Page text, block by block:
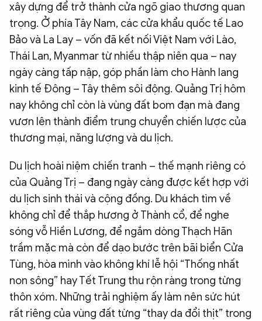
xây dựng để trở thành cửa ngõ giao thương quan
trọng. Ở phía Tây Nam, các cửa khẩu quốc tế Lao
Bảo và La Lay – vốn đã kết nối Việt Nam với Lào,
Thái Lan, Myanmar từ nhiều thập niên qua – nay
ngày càng tấp nập, góp phần làm cho Hành lang
kinh tế Đông – Tây thêm sôi động. Quảng Trị hôm
nay không chỉ còn là vùng đất bom đạn mà đang
vươn lên thành điểm trung chuyển chiến lược của
thương mại, năng lượng và du lịch.
Du lịch hoài niệm chiến tranh – thế mạnh riêng có
của Quảng Trị – đang ngày càng được kết hợp với
du lịch sinh thái và cộng đồng. Du khách tìm về
không chỉ để thắp hương ở Thành cổ, để nghe
sóng vỗ Hiền Lương, để ngắm dòng Thạch Hãn
trầm mặc mà còn để dạo bước trên bãi biển Cửa
Tùng, hòa mình vào không khí lễ hội “Thống nhất
non sông” hay Tết Trung thu rộn ràng trong từng
thôn xóm. Những trải nghiệm ấy làm nên sức hút
rất riêng của vùng đất từng “thay da đổi thịt” trong